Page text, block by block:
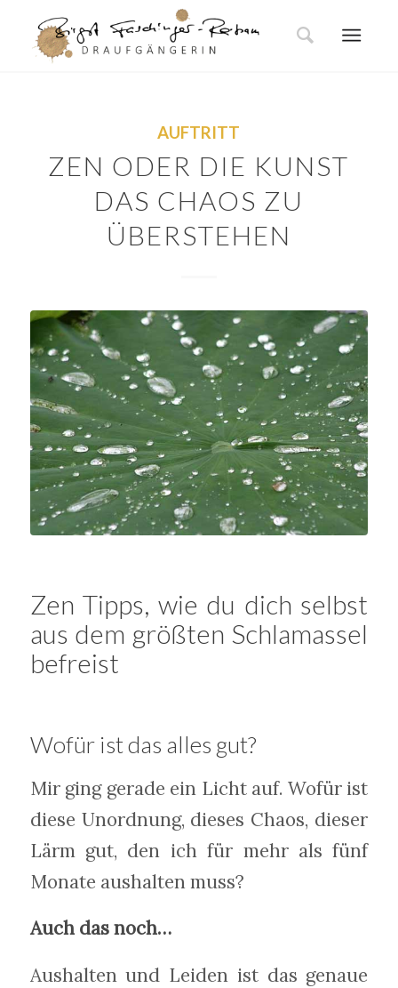
AUFTRITT
ZEN ODER DIE KUNST
DAS CHAOS ZU
ÜBERSTEHEN
Zen Tipps, wie du dich selbst
aus dem größten Schlamassel
befreist
Wofür ist das alles gut?
Mir ging gerade ein Licht auf. Wofür ist
diese Unordnung, dieses Chaos, dieser
Lärm gut, den ich für mehr als fünf
Monate aushalten muss?
Auch das noch…
Aushalten und Leiden ist das genaue